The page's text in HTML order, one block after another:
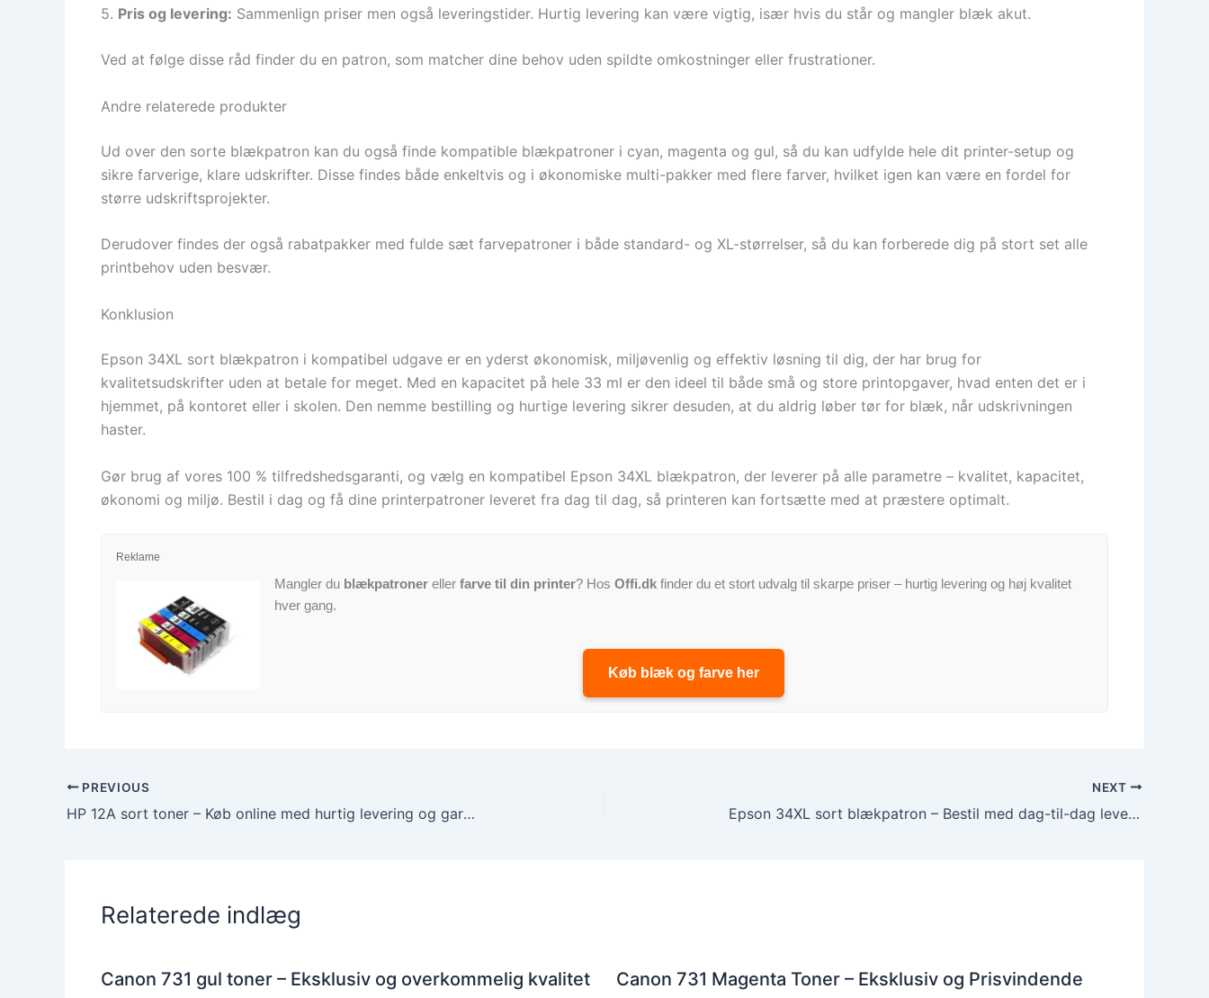
5. Pris og levering: Sammenlign priser men også leveringstider. Hurtig levering kan være vigtig, især hvis du står og mangler blæk akut.
Ved at følge disse råd finder du en patron, som matcher dine behov uden spildte omkostninger eller frustrationer.
Andre relaterede produkter
Ud over den sorte blækpatron kan du også finde kompatible blækpatroner i cyan, magenta og gul, så du kan udfylde hele dit printer-setup og
sikre farverige, klare udskrifter. Disse findes både enkeltvis og i økonomiske multi-pakker med flere farver, hvilket igen kan være en fordel for
større udskriftsprojekter.
Derudover findes der også rabatpakker med fulde sæt farvepatroner i både standard- og XL-størrelser, så du kan forberede dig på stort set alle
printbehov uden besvær.
Konklusion
Epson 34XL sort blækpatron i kompatibel udgave er en yderst økonomisk, miljøvenlig og effektiv løsning til dig, der har brug for
kvalitetsudskrifter uden at betale for meget. Med en kapacitet på hele 33 ml er den ideel til både små og store printopgaver, hvad enten det er i
hjemmet, på kontoret eller i skolen. Den nemme bestilling og hurtige levering sikrer desuden, at du aldrig løber tør for blæk, når udskrivningen
haster.
Gør brug af vores 100 % tilfredshedsgaranti, og vælg en kompatibel Epson 34XL blækpatron, der leverer på alle parametre – kvalitet, kapacitet,
økonomi og miljø. Bestil i dag og få dine printerpatroner leveret fra dag til dag, så printeren kan fortsætte med at præstere optimalt.
Reklame
Mangler du blækpatroner eller farve til din printer? Hos Offi.dk finder du et stort udvalg til skarpe priser – hurtig levering og høj kvalitet
hver gang.
Køb blæk og farve her
PREVIOUS
HP 12A sort toner – Køb online med hurtig levering og garanti
NEXT
Epson 34XL sort blækpatron – Bestil med dag-til-dag levering
Relaterede indlæg
Canon 731 gul toner – Eksklusiv og overkommelig kvalitet
Canon 731 Magenta Toner – Eksklusiv og Prisvindende